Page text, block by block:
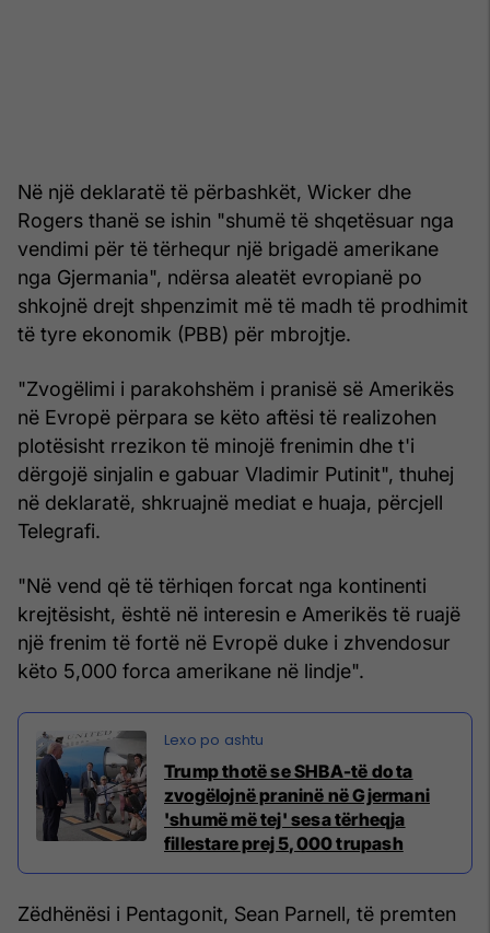
Në një deklaratë të përbashkët, Wicker dhe
Rogers thanë se ishin "shumë të shqetësuar nga
vendimi për të tërhequr një brigadë amerikane
nga Gjermania", ndërsa aleatët evropianë po
shkojnë drejt shpenzimit më të madh të prodhimit
të tyre ekonomik (PBB) për mbrojtje.
"Zvogëlimi i parakohshëm i pranisë së Amerikës
në Evropë përpara se këto aftësi të realizohen
plotësisht rrezikon të minojë frenimin dhe t'i
dërgojë sinjalin e gabuar Vladimir Putinit", thuhej
në deklaratë, shkruajnë mediat e huaja, përcjell
Telegrafi.
"Në vend që të tërhiqen forcat nga kontinenti
krejtësisht, është në interesin e Amerikës të ruajë
një frenim të fortë në Evropë duke i zhvendosur
këto 5,000 forca amerikane në lindje".
Trump thotë se SHBA-të do ta
zvogëlojnë praninë në Gjermani
'shumë më tej' sesa tërheqja
fillestare prej 5,000 trupash
Zëdhënësi i Pentagonit, Sean Parnell, të premten